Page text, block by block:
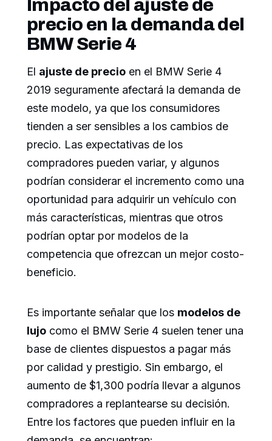
Impacto del ajuste de
precio en la demanda del
BMW Serie 4
El ajuste de precio en el BMW Serie 4
2019 seguramente afectará la demanda de
este modelo, ya que los consumidores
tienden a ser sensibles a los cambios de
precio. Las expectativas de los
compradores pueden variar, y algunos
podrían considerar el incremento como una
oportunidad para adquirir un vehículo con
más características, mientras que otros
podrían optar por modelos de la
competencia que ofrezcan un mejor costo-
beneficio.
Es importante señalar que los modelos de
lujo como el BMW Serie 4 suelen tener una
base de clientes dispuestos a pagar más
por calidad y prestigio. Sin embargo, el
aumento de $1,300 podría llevar a algunos
compradores a replantearse su decisión.
Entre los factores que pueden influir en la